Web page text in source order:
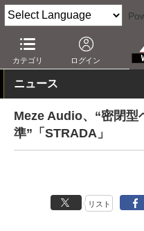
カテゴリ ログイン
AV Watch 製品 ヘッドフォ
ニュース
Meze Audio、“密閉型
準”「STRADA」
リスト